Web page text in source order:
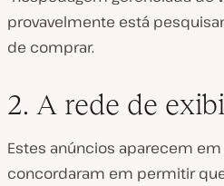
provavelmente está
de comprar.
2. A rede de
Estes anúncios aparecem
concordaram em permitir